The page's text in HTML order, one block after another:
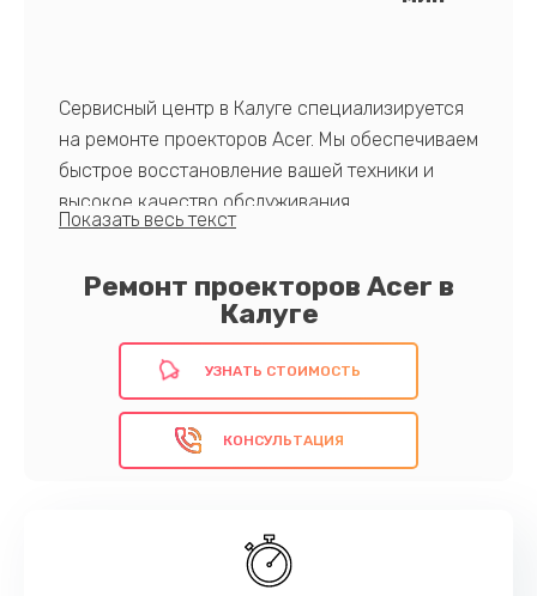
Ремонт проекторов Acer в
Калуге
Сервисный центр в Калуге специализируется
на ремонте проекторов Acer. Мы обеспечиваем
быстрое восстановление вашей техники и
высокое качество обслуживания.
Преимущества нашего сервиса включают
запчасти и гарантию на ремонт. Доверьте нам
свой проектор Acer для надежного решения
любых проблем.
Запишитесь на обслуживание прямо сейчас!
УЗНАТЬ СТОИМОСТЬ
КОНСУЛЬТАЦИЯ